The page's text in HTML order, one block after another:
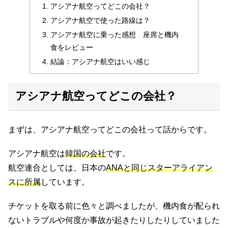
アシアナ航空ってどこの会社？
アシアナ航空で使った路線は？
アシアナ航空に乗った感想 座席と機内
食をレビュー
結論：アシアナ航空はいい感じ
アシアナ航空ってどこの会社？
まずは、アシアナ航空ってどこの会社って話からです。
アシアナ航空は韓国の会社です。
航空連合としては、日本のANAと同じスターアライアン
スに所属しています。
チケットを取る前に色々と調べましたが、機内食が配られ
ないトラブルや何度か事故が起きたりしたりしていました